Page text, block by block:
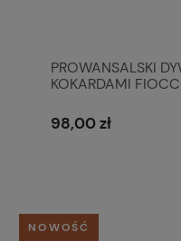
PROWANSALSKI
KOKARDAMI
98,00 zł
NOWOŚĆ